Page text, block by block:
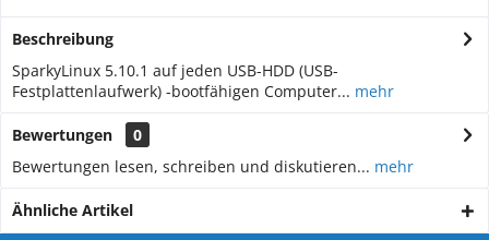
Beschreibung
SparkyLinux 5.10.1 auf jeden USB-HDD (USB-
Festplattenlaufwerk) -bootfähigen Computer... mehr
Bewertungen
0
Bewertungen lesen, schreiben und diskutieren... mehr
Ähnliche Artikel